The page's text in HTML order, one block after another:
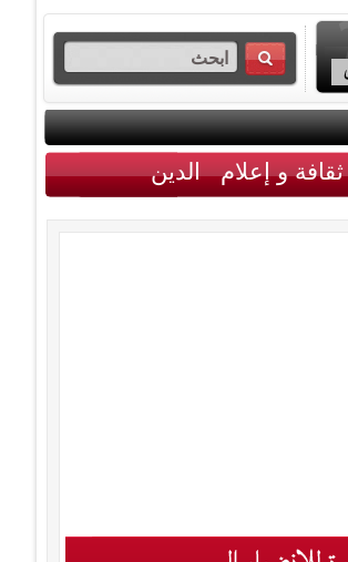
ثقافة و إعلام الدين